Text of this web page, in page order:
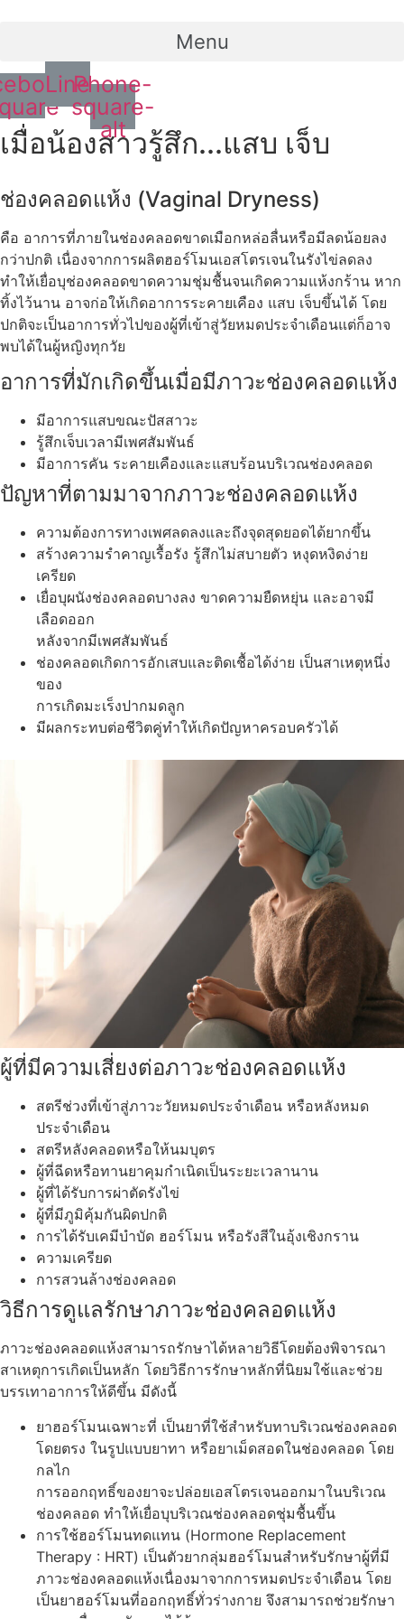
Menu
LinePhone-
square-
alt
เมื่อน้องสาวรู้สึก...แสบ เจ็บ
ช่องคลอดแห้ง (Vaginal Dryness)
คือ อาการที่ภายในช่องคลอดขาดเมือกหล่อลื่นหรือมีลดน้อยลง
กว่าปกติ เนื่องจากการผลิตฮอร์โมนเอสโตรเจนในรังไข่ลดลง
ทำให้เยื่อบุช่องคลอดขาดความชุ่มชื้นจนเกิดความแห้งกร้าน หาก
ทิ้งไว้นาน อาจก่อให้เกิดอาการระคายเคือง แสบ เจ็บขึ้นได้ โดย
ปกติจะเป็นอาการทั่วไปของผู้ที่เข้าสู่วัยหมดประจำเดือนแต่ก็อาจ
พบได้ในผู้หญิงทุกวัย
อาการที่มักเกิดขึ้นเมื่อมีภาวะช่องคลอดแห้ง
มีอาการแสบขณะปัสสาวะ
รู้สึกเจ็บเวลามีเพศสัมพันธ์
มีอาการคัน ระคายเคืองและแสบร้อนบริเวณช่องคลอด
ปัญหาที่ตามมาจากภาวะช่องคลอดแห้ง
ความต้องการทางเพศลดลงและถึงจุดสุดยอดได้ยากขึ้น
สร้างความรำคาญเรื้อรัง รู้สึกไม่สบายตัว หงุดหงิดง่าย
เครียด
เยื่อบุผนังช่องคลอดบางลง ขาดความยืดหยุ่น และอาจมี
เลือดออก
หลังจากมีเพศสัมพันธ์
ช่องคลอดเกิดการอักเสบและติดเชื้อได้ง่าย เป็นสาเหตุหนึ่ง
ของ
การเกิดมะเร็งปากมดลูก
มีผลกระทบต่อชีวิตคู่ทำให้เกิดปัญหาครอบครัวได้
ผู้ที่มีความเสี่ยงต่อภาวะช่องคลอดแห้ง
สตรีช่วงที่เข้าสู่ภาวะวัยหมดประจำเดือน หรือหลังหมด
ประจำเดือน
สตรีหลังคลอดหรือให้นมบุตร
ผู้ที่ฉีดหรือทานยาคุมกำเนิดเป็นระยะเวลานาน
ผู้ที่ได้รับการผ่าตัดรังไข่
ผู้ที่มีภูมิคุ้มกันผิดปกติ
การได้รับเคมีบำบัด ฮอร์โมน หรือรังสีในอุ้งเชิงกราน
ความเครียด
การสวนล้างช่องคลอด
วิธีการดูแลรักษาภาวะช่องคลอดแห้ง
ภาวะช่องคลอดแห้งสามารถรักษาได้หลายวิธีโดยต้องพิจารณา
สาเหตุการเกิดเป็นหลัก โดยวิธีการรักษาหลักที่นิยมใช้และช่วย
บรรเทาอาการให้ดีขึ้น มีดังนี้
ยาฮอร์โมนเฉพาะที่ เป็นยาที่ใช้สำหรับทาบริเวณช่องคลอด
โดยตรง ในรูปแบบยาทา หรือยาเม็ดสอดในช่องคลอด โดย
กลไก
การออกฤทธิ์ของยาจะปล่อยเอสโตรเจนออกมาในบริเวณ
ช่องคลอด ทำให้เยื่อบุบริเวณช่องคลอดชุ่มชื้นขึ้น
การใช้ฮอร์โมนทดแทน (Hormone Replacement
Therapy : HRT) เป็นตัวยากลุ่มฮอร์โมนสำหรับรักษาผู้ที่มี
ภาวะช่องคลอดแห้งเนื่องมาจากการหมดประจำเดือน โดย
เป็นยาฮอร์โมนที่ออกฤทธิ์ทั่วร่างกาย จึงสามารถช่วยรักษา